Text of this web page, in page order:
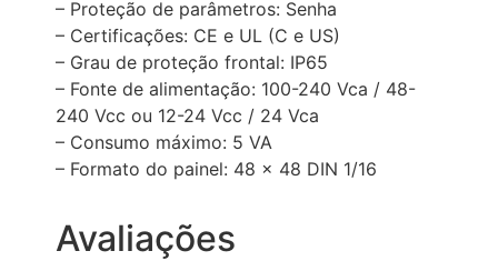
– Proteção de parâmetros: Senha
– Certificações: CE e UL (C e US)
– Grau de proteção frontal: IP65
– Fonte de alimentação: 100-240 Vca / 48-
240 Vcc ou 12-24 Vcc / 24 Vca
– Consumo máximo: 5 VA
– Formato do painel: 48 x 48 DIN 1/16
Avaliações